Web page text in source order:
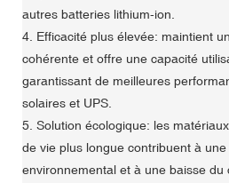
autres batteries lithium-ion.
4. Efficacité plus élevée: maintient
cohérente et offre une capacité
garantissant de meilleures
solaires et UPS.
5. Solution écologique: les
de vie plus longue contribuent à
environnemental et à une baisse du